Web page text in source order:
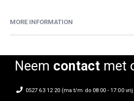
MORE INFORMATION
Neem contactmet
0527 63 12 20 (ma t/m do 08:00 - 17:00 vrij